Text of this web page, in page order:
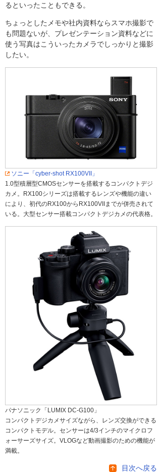
るといったこともできる。
ちょっとしたメモや社内資料ならスマホ撮影で
も問題ないが、プレゼンテーション資料などに
使う写真はこういったカメラでしっかりと撮影
したい。
ソニー「cyber-shot RX100VII」
1.0型積層型CMOSセンサーを搭載するコンパクトデジ
カメ。RX100シリーズは搭載するレンズや機能の違い
により、初代のRX100からRX100VIIまでが併売されて
いる。大型センサー搭載コンパクトデジカメの代表格。
パナソニック「LUMIX DC-G100」
コンパクトデジカメサイズながら、レンズ交換ができる
コンパクトモデル。センサーは4/3インチのマイクロフ
ォーサーズサイズ。VLOGなど動画撮影のための機能が
満載。
目次へ戻る